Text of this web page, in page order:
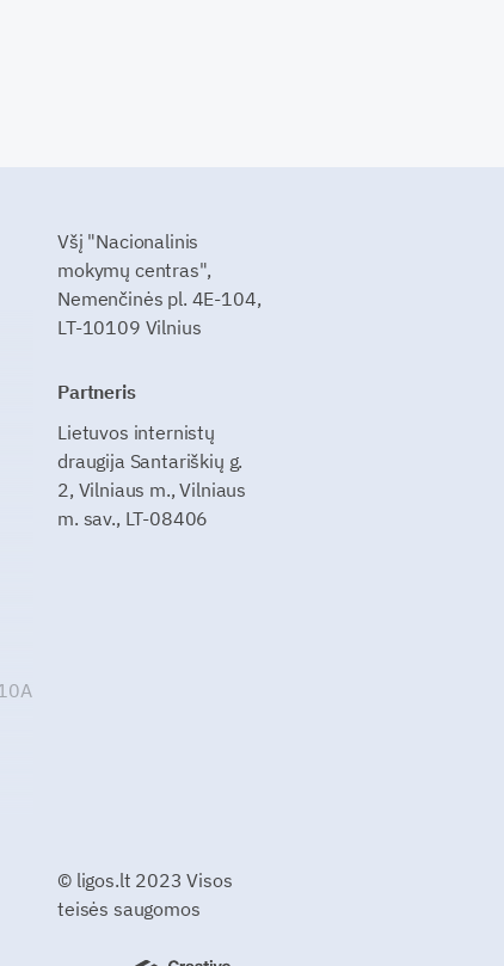
Všį "Nacionalinis
mokymų centras",
Nemenčinės pl. 4E-104,
LT-10109 Vilnius
Partneris
Lietuvos internistų
draugija Santariškių g.
2, Vilniaus m., Vilniaus
m. sav., LT-08406
© ligos.lt 2023 Visos
teisės saugomos